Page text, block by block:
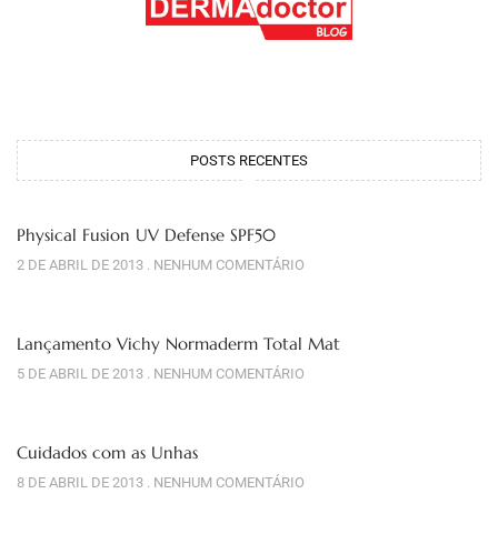
POSTS RECENTES
Physical Fusion UV Defense SPF50
2 DE ABRIL DE 2013 NENHUM COMENTÁRIO
Lançamento Vichy Normaderm Total Mat
5 DE ABRIL DE 2013 NENHUM COMENTÁRIO
Cuidados com as Unhas
8 DE ABRIL DE 2013 NENHUM COMENTÁRIO